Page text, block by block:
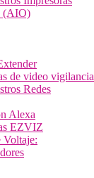
(AIO)
de video vigilancia
Redes
Alexa
EZVIZ
Voltaje: